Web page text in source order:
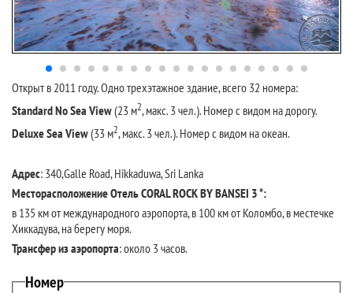
Открыт в 2011 году. Одно трехэтажное здание, всего 32 номера:
Standard No Sea View(23 м2, макс. 3 чел.). Номер с видом на дорогу.
Deluxe Sea View(33 м2, макс. 3 чел.). Номер с видом на океан.
Адрес: 340,Galle Road, Hikkaduwa, Sri Lanka
Месторасположение Отель CORAL ROCK BY BANSEI 3 *:
в 135 км от международного аэропорта, в 100 км от Коломбо, в местечке
Хиккадува, на берегу моря.
Трансфер из аэропорта: около 3 часов.
Номер